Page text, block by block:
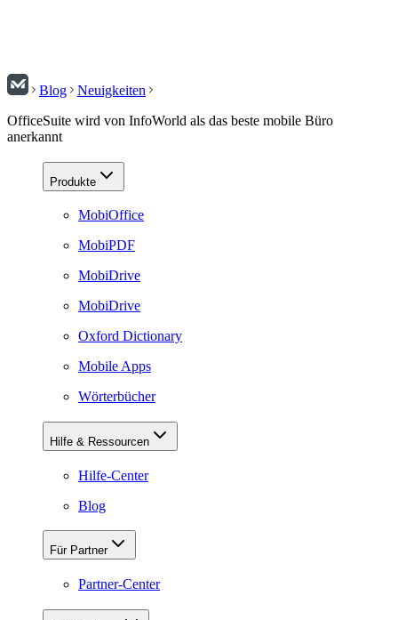
Blog
Neuigkeiten
OfficeSuite wird von InfoWorld als das beste mobile Büro
anerkannt
Produkte
MobiOffice
MobiPDF
MobiDrive
MobiDrive
Oxford Dictionary
Mobile Apps
Wörterbücher
Hilfe & Ressourcen
Hilfe-Center
Blog
Für Partner
Partner-Center